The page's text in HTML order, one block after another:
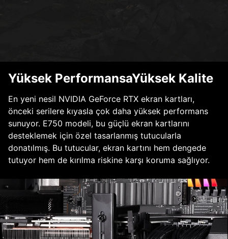
Yüksek PerformansaYüksek Kalite
En yeni nesil NVIDIA GeForce RTX ekran kartları,
önceki serilere kıyasla çok daha yüksek performans
sunuyor. E750 modeli, bu güçlü ekran kartlarını
desteklemek için özel tasarlanmış tutucularla
donatılmış. Bu tutucular, ekran kartını hem dengede
tutuyor hem de kırılma riskine karşı koruma sağlıyor.